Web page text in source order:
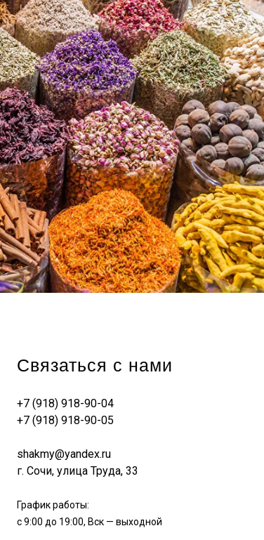
Связаться с нами
+7 (918) 918-90-04
+7 (918) 918-90-05
shakmy@yandex.ru
г. Сочи, улица Труда, 33
График работы:
с 9:00 до 19:00, Вск — выходной